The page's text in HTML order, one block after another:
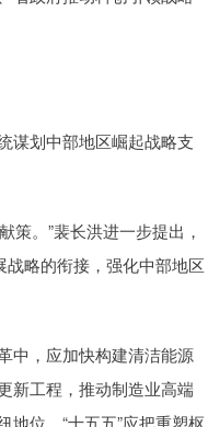
划中部地区崛起战略支
策。”裴长洪进一步提出，
战略的衔接，强化中部地区
中，应加快构建清洁能源
新工程，推动制造业高端
位，“十五五”应把重塑枢